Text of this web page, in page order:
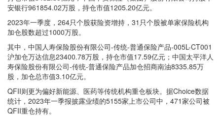
安银行961854.02万股，持仓市值1205.20亿元。
2023年一季度，264只个股获险资增持，31只个股被单家保险机构
加仓股数超过1000万股。
其中，中国人寿保险股份有限公司-传统-普通保险产品-005L-CT001
沪加仓万达信息23400.78万股，持仓市值17.59亿元；中国太平洋人
寿保险股份有限公司-传统-普通保险产品加仓招商南油8335.85万
股，加仓总市值3.10亿元。
QFII则更为偏好新能源、医药等传统机构重仓板块。据Choice数据
统计，2023年一季报披露业绩的5155家上市公司中，471家公司被
QFII重仓持有。